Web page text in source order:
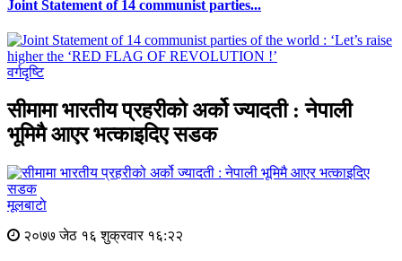
Joint Statement of 14 communist parties...
वर्गदृष्टि
सीमामा भारतीय प्रहरीको अर्को ज्यादती : नेपाली
भूमिमै आएर भत्काइदिए सडक
मूलबाटाे
२०७७ जेठ १६ शुक्रवार १६:२२